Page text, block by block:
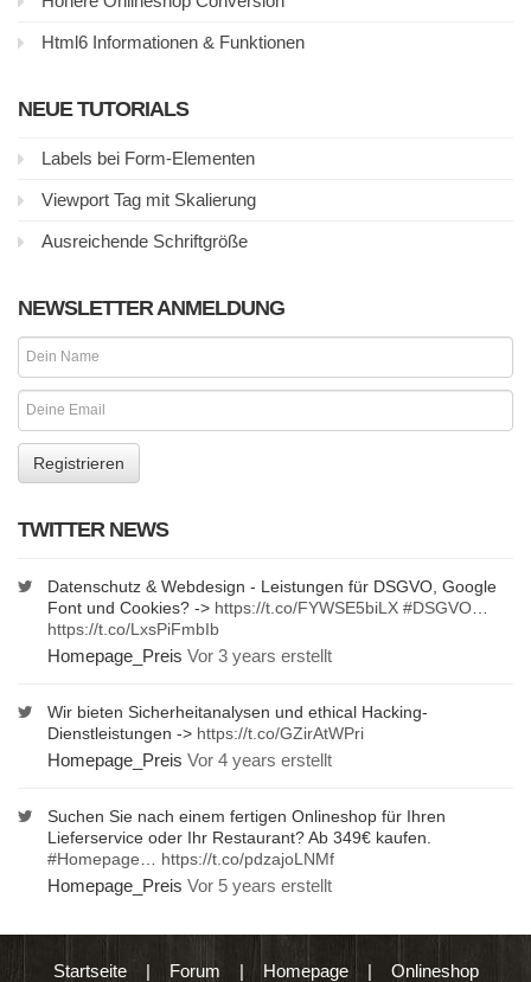
Html6 Informationen & Funktionen
NEUE TUTORIALS
Labels bei Form-Elementen
Viewport Tag mit Skalierung
Ausreichende Schriftgröße
NEWSLETTER ANMELDUNG
TWITTER NEWS
Datenschutz & Webdesign - Leistungen für DSGVO, Google
Font und Cookies? -> https://t.co/FYWSE5biLX #DSGVO
https://t.co/LxsPiFmbIb
Homepage_Preis Vor 3 years erstellt
Wir bieten Sicherheitanalysen und ethical Hacking-
Dienstleistungen -> https://t.co/GZirAtWPri
Homepage_Preis Vor 4 years erstellt
Suchen Sie nach einem fertigen Onlineshop für Ihren
Lieferservice oder Ihr Restaurant? Ab 349€ kaufen.
#Homepage
https://t.co/pdzajoLNMf
Homepage_Preis Vor 5 years erstellt
Startseite| Forum | Homepage| Onlineshop